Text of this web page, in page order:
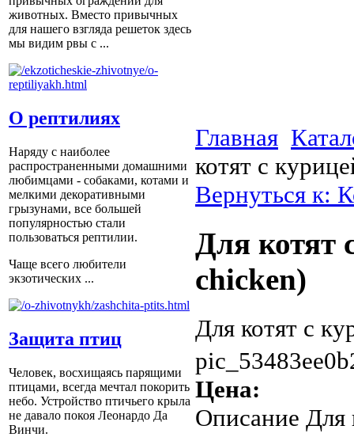
животных. Вместо привычных
для нашего взгляда решеток здесь
мы видим рвы с ...
О рептилиях
Наряду с наиболее
распространенными домашними
любимцами - собаками, котами и
мелкими декоративными
грызунами, все большей
популярностью стали
пользоваться рептилии.
Чаще всего любители
экзотических ...
Защита птиц
Человек, восхищаясь парящими
птицами, всегда мечтал покорить
небо. Устройство птичьего крыла
не давало покоя Леонардо Да
Винчи.
Главная
котят с
Вернуться к:
Для котят
chicken)
Для котят с
Цена:
Описание Для